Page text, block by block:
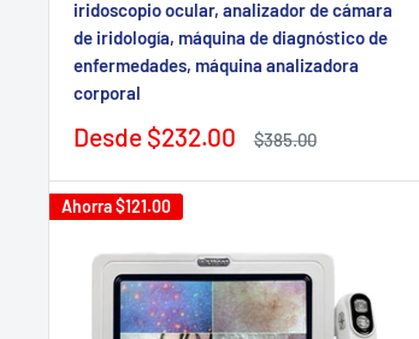
iridoscopio ocular, analizador de cámara
de iridología, máquina de diagnóstico de
enfermedades, máquina analizadora
corporal
Precio
venta
Desde $232.00
Precio
$385.00
Ahorra$121.00